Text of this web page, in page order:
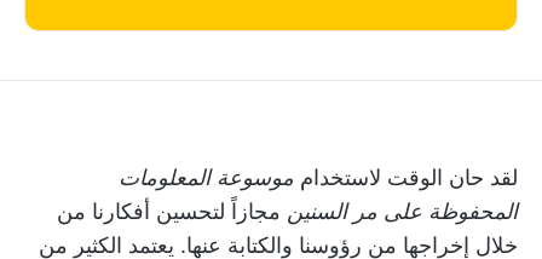
لقد حان الوقت لاستخدام موسوعة المعلومات
المحفوظة على مر السنين مجازاً لتحسين أفكارنا من
خلال إخراجها من رؤوسنا والكتابة عنها. يعتمد الكثير من